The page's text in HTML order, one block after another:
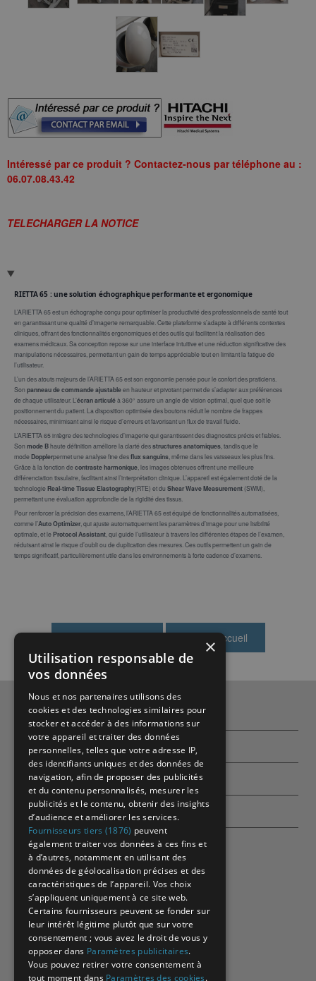
Intéressé par ce produit ? Contactez-nous par téléphone au :
06.07.08.43.42
TELECHARGER LA NOTICE
RIETTA 65 : une solution échographique performante et ergonomique
L’ARIETTA 65 est un échographe conçu pour optimiser la productivité des professionnels de santé tout
en garantissant une qualité d’imagerie remarquable. Cette plateforme s’adapte à différents contextes
cliniques, offrant des fonctionnalités ergonomiques et des outils qui facilitent la réalisation des
examens médicaux. Sa conception repose sur une interface intuitive et une réduction significative des
manipulations nécessaires, permettant un gain de temps appréciable tout en limitant la fatigue de
l’utilisateur.
L’un des atouts majeurs de l’ARIETTA 65 est son ergonomie pensée pour le confort des praticiens.
Son panneau de commande ajustableen hauteur et pivotant permet de s’adapter aux préférences
de chaque utilisateur. L’écran articuléà 360° assure un angle de vision optimal, quel que soit le
positionnement du patient. La disposition optimisée des boutons réduit le nombre de frappes
nécessaires, minimisant ainsi le risque d’erreurs et favorisant un flux de travail fluide.
L’ARIETTA 65 intègre des technologies d’imagerie qui garantissent des diagnostics précis et fiables.
Son mode Bhaute définition améliore la clarté desstructures anatomiques , tandis que le
modeDopplerpermet une analyse fine desflux sanguins , même dans les vaisseaux les plus fins.
Grâce à la fonction decontraste harmonique , les images obtenues offrent une meilleure
différenciation tissulaire, facilitant ainsi l’interprétation clinique. L’appareil est également doté de la
technologieReal-time Tissue Elastography(RTE) et du Shear Wave Measurement(SWM),
permettant une évaluation approfondie de la rigidité des tissus.
Pour renforcer la précision des examens, l’ARIETTA 65 est équipé de fonctionnalités automatisées,
comme l’Auto Optimizer , qui ajuste automatiquement les paramètres d’image pour une lisibilité
optimale, et leProtocol Assistant , qui guide l’utilisateur à travers les différentes étapes de l’examen,
réduisant ainsi le risque d’oubli ou de duplication des mesures. Ces outils permettent un gain de
temps significatif, particulièrement utile dans les environnements à forte cadence d’examens.
Qui sommes-nous ?
Partenaires
Contactez-nous
Echographes
×
Utilisation responsable de
vos données
Nous et nos partenaires utilisons des
cookies et des technologies similaires pour
stocker et accéder à des informations sur
votre appareil et traiter des données
personnelles, telles que votre adresse IP,
des identifiants uniques et des données de
navigation, afin de proposer des publicités
et du contenu personnalisés, mesurer les
publicités et le contenu, obtenir des insights
d’audience et améliorer les services.
Fournisseurs tiers (1876) peuvent
également traiter vos données à ces fins et
à d’autres, notamment en utilisant des
données de géolocalisation précises et des
caractéristiques de l’appareil. Vos choix
s’appliquent uniquement à ce site web.
Certains fournisseurs peuvent se fonder sur
leur intérêt légitime plutôt que sur votre
consentement ; vous avez le droit de vous y
opposer dans Paramètres publicitaires.
Vous pouvez retirer votre consentement à
tout moment dans Paramètres des cookies.